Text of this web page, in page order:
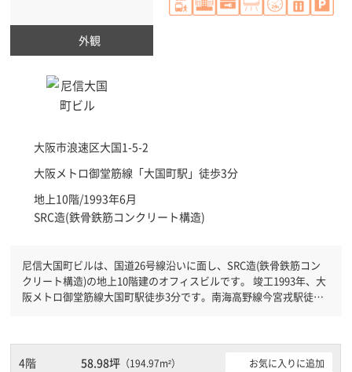
外観
大阪市浪速区大国1-5-2
大阪メトロ御堂筋線「大国町駅 」徒歩3分
地上10階/1993年6月
SRC造(鉄骨鉄筋コンクリート構造)
尼信大国町ビルは、国道26号線沿いに面し、SRC造(鉄骨鉄筋コン
クリート構造)の地上10階建のオフィスビルです。 竣工1993年、大
阪メトロ御堂筋線大国町駅徒歩3分です。南海高野線今宮戎駅徒歩5
で、耐震性がしっかりとしています。土日・祝日も利用可能になり
ますので時間帯を気にせず利用できます。駐車場もありますので、
4階 58.98坪 （194.97m²） お気に入りに追加